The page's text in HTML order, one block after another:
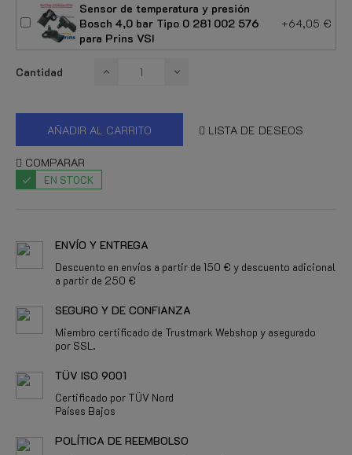
Sensor de temperatura y presión
Bosch 4,0 bar Tipo 0 281 002 576
para Prins VSI
+64,05 €
Cantidad
AÑADIR AL CARRITO LISTA DE DESEOS
COMPARAR
EN STOCK
ENVÍO Y ENTREGA
Descuento en envíos a partir de 150 € y descuento adicional
a partir de 250 €
SEGURO Y DE CONFIANZA
Miembro certificado de Trustmark Webshop y asegurado
por SSL.
TÜV ISO 9001
Certificado por TÜV Nord
Países Bajos
POLÍTICA DE REEMBOLSO